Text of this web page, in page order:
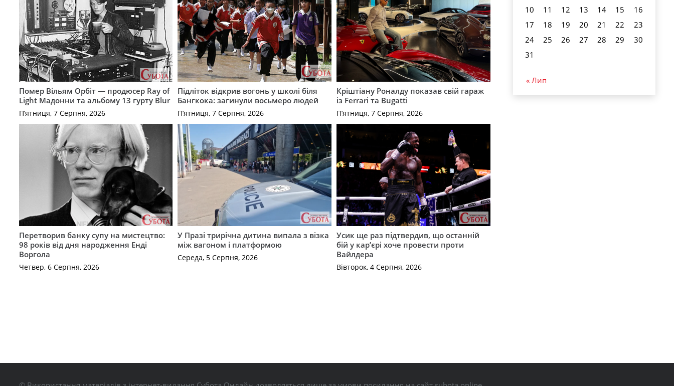
Помер Вільям Орбіт — продюсер Ray of
Light Мадонни та альбому 13 гурту Blur
П’ятниця, 7 Серпня, 2026
Підліток відкрив вогонь у школі біля
Бангкока: загинули восьмеро людей
П’ятниця, 7 Серпня, 2026
Кріштіану Роналду показав свій гараж
із Ferrari та Bugatti
П’ятниця, 7 Серпня, 2026
Перетворив банку супу на мистецтво:
98 років від дня народження Енді
Воргола
Четвер, 6 Серпня, 2026
У Празі трирічна дитина випала з візка
між вагоном і платформою
Середа, 5 Серпня, 2026
Усик ще раз підтвердив, що останній
бій у кар’єрі хоче провести проти
Вайлдера
Вівторок, 4 Серпня, 2026
10
11 12 13 14 15
16
17
18 19 20 21 22
23
24
25 26 27 28 29
30
31
« Лип